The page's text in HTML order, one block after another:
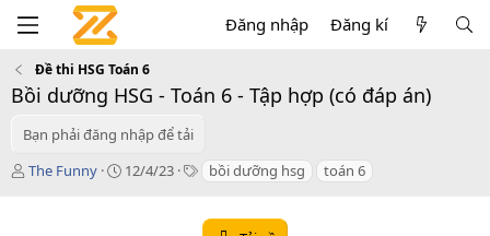
Đăng nhập Đăng kí
Đề thi HSG Toán 6
Bồi dưỡng HSG - Toán 6 - Tập hợp (có đáp án)
Bạn phải đăng nhập để tải
T
The Funny
C12/4/23
T
s
bồi dưỡng hsg toán 6